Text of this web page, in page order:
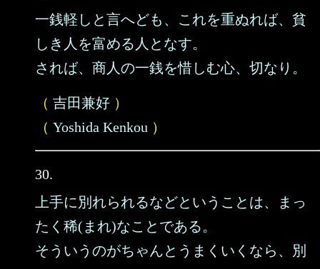
一銭軽しと言へども、これを重ぬれば、貧
しき人を富める人となす。
されば、商人の一銭を惜しむ心、切なり。
（ 吉田兼好 ）
（ Yoshida Kenkou ）
30.
上手に別れられるなどということは、まっ
たく稀(まれ)なことである。
そういうのがちゃんとうまくいくなら、別